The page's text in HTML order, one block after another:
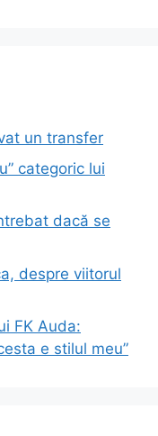
un transfer
categoric lui
dacă se
despre viitorul
FK Auda:
e stilul meu”